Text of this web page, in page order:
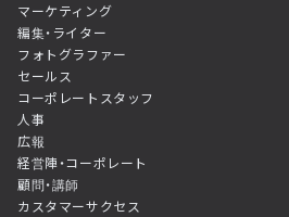
マーケティング
編集・ライター
フォトグラファー
セールス
コーポレートスタッフ
人事
広報
経営陣・コーポレート
顧問・講師
カスタマーサクセス